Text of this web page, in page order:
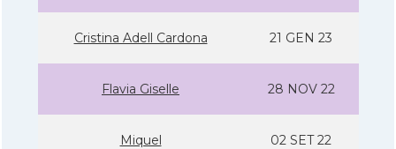
Cristina Adell Cardona 21 GEN 23
Flavia Giselle 28 NOV 22
Miquel 02 SET 22